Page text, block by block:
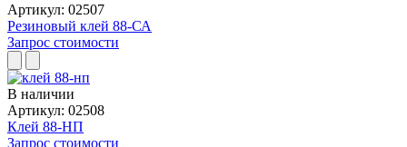
Артикул: 02507
Резиновый клей 88-СА
Запрос стоимости
В наличии
Артикул: 02508
Клей 88-НП
Запрос стоимости